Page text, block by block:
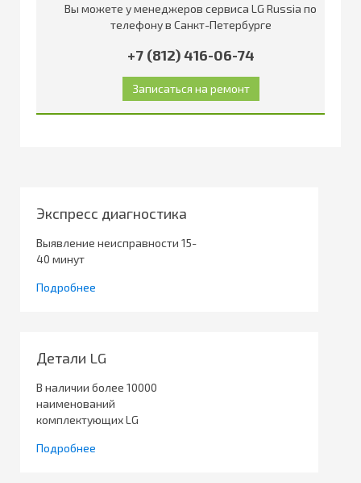
Вы можете у менеджеров сервиса LG Russia по
телефону в Санкт-Петербурге
+7 (812) 416-06-74
Экспресс диагностика
Выявление неисправности 15-
40 минут
Подробнее
Детали LG
В наличии более 10000
наименований
комплектующих LG
Подробнее